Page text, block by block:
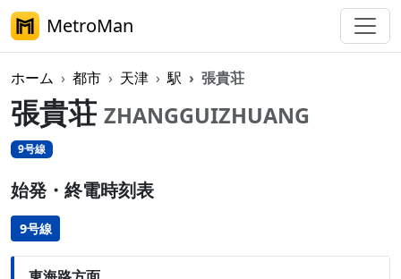
MetroMan
ホーム 都市 天津 駅 張貴荘
張貴荘 ZHANGGUIZHUANG
9号線
始発・終電時刻表
9号線